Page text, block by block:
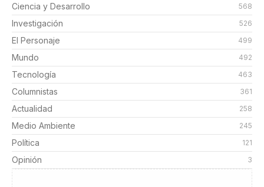
Ciencia y Desarrollo 568
Investigación 526
El Personaje 499
Mundo 492
Tecnología 463
Columnistas 361
Actualidad 258
Medio Ambiente 245
Política 121
Opinión 3